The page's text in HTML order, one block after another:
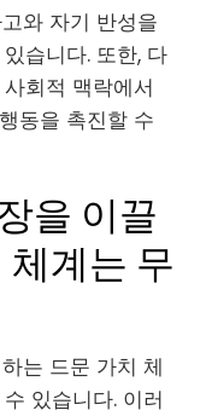
와 자기 반성을
습니다. 또한, 다
회적 맥락에서
동을 촉진할 수
을 이끌
계는 무
는 드문 가치 체
있습니다. 이러